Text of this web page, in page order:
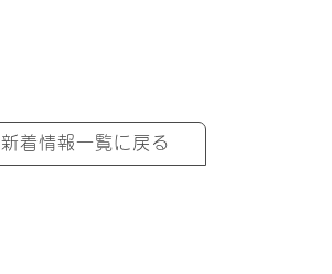
新着情報一覧に戻る